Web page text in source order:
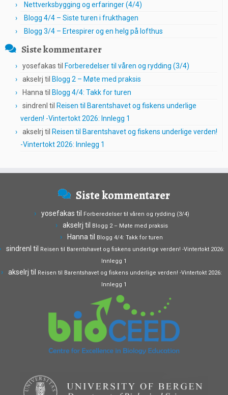
Nettverksbygging og erfaringer (4/4)
Blogg 4/4 – Siste turen i frukthagen
Blogg 3/4 – Ertespirer og en helg på lofthus
Siste kommentarer
yosefakas til Forberedelser til våren og rydding (3/4)
akselrj til Blogg 2 – Møte med praksis
Hanna til Blogg 4/4: Takk for turen
sindrenl til Reisen til Barentshavet og fiskens underlige
verden! -Vintertokt 2026: Innlegg 1
akselrj til Reisen til Barentshavet og fiskens underlige verden!
-Vintertokt 2026: Innlegg 1
Siste kommentarer
yosefakas til Forberedelser til våren og rydding (3/4)
akselrj til Blogg 2 – Møte med praksis
Hanna til Blogg 4/4: Takk for turen
sindrenl til Reisen til Barentshavet og fiskens underlige verden! -Vintertokt 2026:
Innlegg 1
akselrj til Reisen til Barentshavet og fiskens underlige verden! -Vintertokt 2026:
Innlegg 1